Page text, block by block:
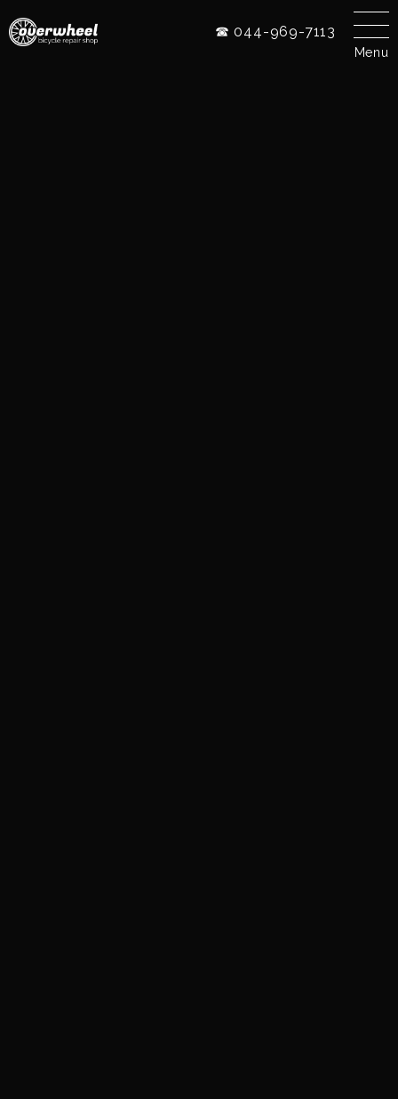
☎ 044-969-7113
Menu